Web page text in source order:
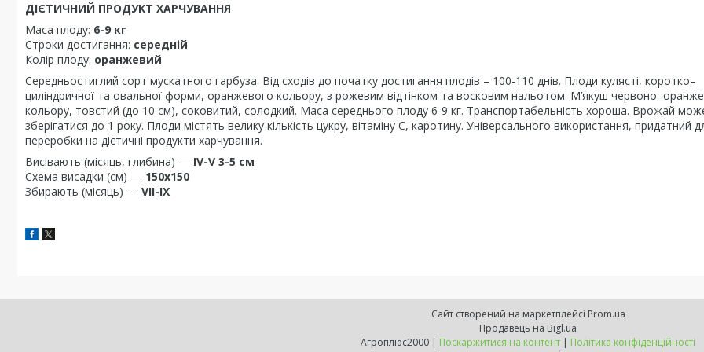
ДІЄТИЧНИЙ ПРОДУКТ ХАРЧУВАННЯ
Маса плоду: 6-9 кг
Строки достигання: середній
Колір плоду: оранжевий
Середньостиглий сорт мускатного гарбуза. Від сходів до початку достигання плодів – 100-110 днів. Плоди кулясті, коротко–
циліндричної та овальної форми, оранжевого кольору, з рожевим відтінком та восковим нальотом. М’якуш
кольору, товстий (до 10 см), соковитий, солодкий. Маса середнього плоду 6-9 кг. Транспортабельність хороша. Врожай
зберігатися до 1 року. Плоди містять велику кількість цукру, вітаміну С, каротину. Універсального використання, придатний
переробки на дієтичні продукти харчування.
Висівають (місяць, глибина) — IV-V 3-5 см
Схема висадки (см) — 150х150
Збирають (місяць) — VII-IX
Сайт створений на маркетплейсі Prom.ua
Продавець на Bigl.ua
Агроплюс2000 | Поскаржитися на контент | Політика конфіденційності